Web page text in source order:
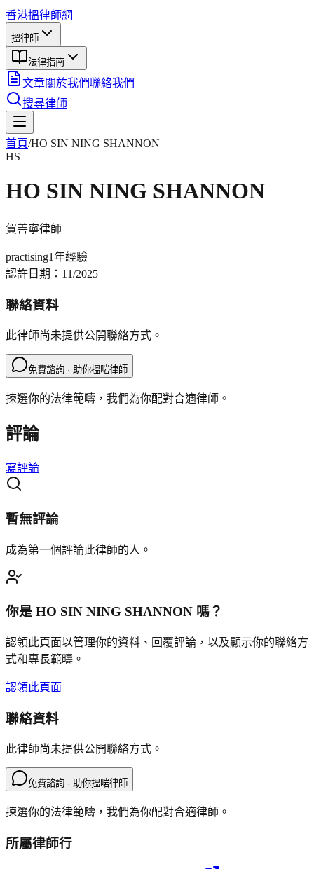
香港搵律師網
搵律師
法律指南
文章關於我們聯絡我們
搜尋律師
首頁/HO SIN NING SHANNON
HS
HO SIN NING SHANNON
賀善寧律師
practising1年經驗
認許日期： 11/2025
聯絡資料
此律師尚未提供公開聯絡方式。
免費諮詢 · 助你搵啱律師
揀選你的法律範疇，我們為你配對合適律師。
評論
寫評論
暫無評論
成為第一個評論此律師的人。
你是 HO SIN NING SHANNON 嗎？
認領此頁面以管理你的資料、回覆評論，以及顯示你的聯絡方
式和專長範疇。
認領此頁面
聯絡資料
此律師尚未提供公開聯絡方式。
免費諮詢 · 助你搵啱律師
揀選你的法律範疇，我們為你配對合適律師。
所屬律師行